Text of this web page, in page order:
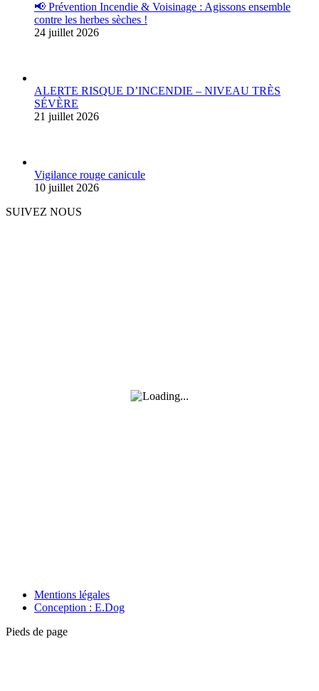
📢 Prévention Incendie & Voisinage : Agissons ensemble
contre les herbes sèches !
24 juillet 2026
ALERTE RISQUE D’INCENDIE – NIVEAU TRÈS
SÉVÈRE
21 juillet 2026
Vigilance rouge canicule
10 juillet 2026
SUIVEZ NOUS
Mentions légales
Conception : E.Dog
Pieds de page